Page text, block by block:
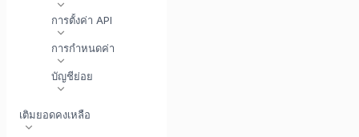
การตั้งค่า API
การกำหนดค่า
บัญชีย่อย
เติมยอดคงเหลือ